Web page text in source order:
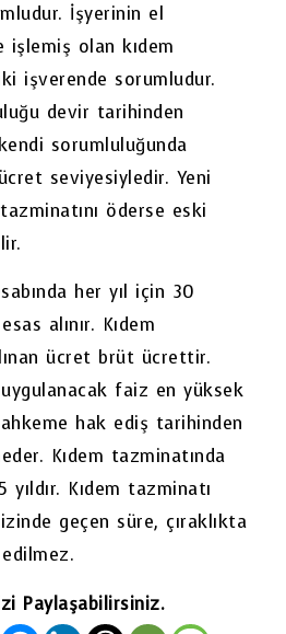
İşyerinin el
olan kıdem
işverende sorumludur.
devir tarihinden
sorumluluğunda
seviyesiyledir. Yeni
öderse eski
her yıl için 30
alınır. Kıdem
ücret brüt ücrettir.
uygulanacak faiz en yüksek
hak ediş tarihinden
Kıdem tazminatında
yıldır. Kıdem tazminatı
geçen süre, çıraklıkta
Paylaşabilirsiniz.